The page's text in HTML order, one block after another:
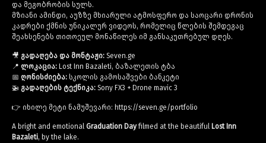
და მეგობრობის სულს.
მზიანი ამინდი, აუზზე მხიარული ატმოსფერო და საოცარი დრონის
კადრები ქმნის უნიკალურ ვიდეოს, რომელიც წლების შემდეგაც
შეახსენებს თითოეულ მონაწილეს იმ განსაკუთრებულ დღეს.
🎥 გადაღება და მონტაჟი: Seven.ge
📍 ლოკაცია: Lost Inn Bazaleti, ბაზალეთის ტბა
📅 ღონისძიება: სკოლის გამოსაშვები ბანკეტი
🚁 გადაღების ტექნიკა: Sony FX3 + Drone mavic 3
👉 იხილე მეტი ნამუშევარი: https://seven.ge/portfolio
A bright and emotional Graduation Dayfilmed at the beautiful Lost Inn
Bazaleti, by the lake.